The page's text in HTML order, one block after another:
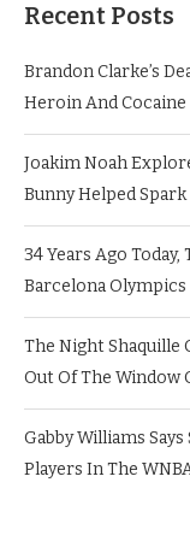
Recent Posts
Brandon Clarke’s
Heroin And Cocaine
Joakim Noah
Bunny Helped Spark
34 Years Ago
Barcelona Olympics
The Night Shaquille
Out Of The Window
Gabby Williams
Players In The